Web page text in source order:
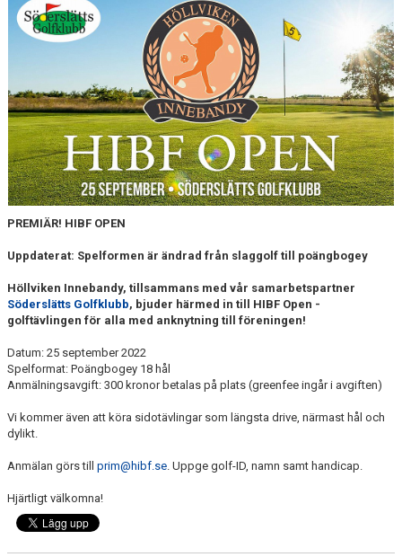
MEDLEMSKAP
OM FÖRENINGEN
KONTAKT
PREMIÄR! HIBF OPEN
Uppdaterat: Spelformen är ändrad från slaggolf till poängbogey
Höllviken Innebandy, tillsammans med vår samarbetspartner
Söderslätts Golfklubb, bjuder härmed in till HIBF Open -
golftävlingen för alla med anknytning till föreningen!
Datum: 25 september 2022
Spelformat: Poängbogey 18 hål
Anmälningsavgift: 300 kronor betalas på plats (greenfee ingår i avgiften)
Vi kommer även att köra sidotävlingar som längsta drive, närmast hål och
dylikt.
Anmälan görs till prim@hibf.se . Uppge golf-ID, namn samt handicap.
Hjärtligt välkomna!